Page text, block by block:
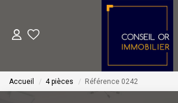
Transaction
Accueil 4 pièces Référence 0242